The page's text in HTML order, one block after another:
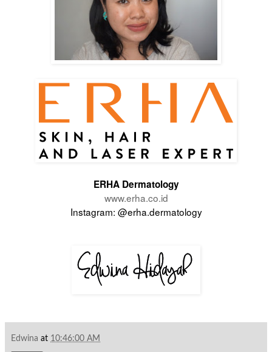
ERHA Dermatology
www.erha.co.id
Instagram: @erha.dermatology
Edwina at 10:46:00 AM